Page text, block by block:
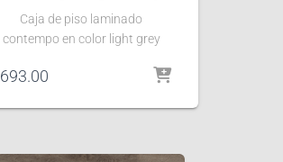
Caja de piso laminado
contempo en color light grey
693.00